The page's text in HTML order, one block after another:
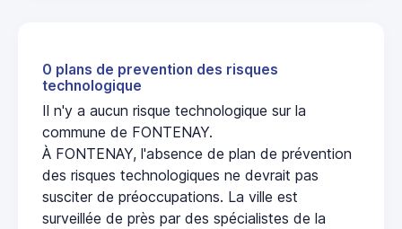
0 plans de prevention des risques
technologique
Il n'y a aucun risque technologique sur la
commune de FONTENAY.
À FONTENAY, l'absence de plan de prévention
des risques technologiques ne devrait pas
susciter de préoccupations. La ville est
surveillée de près par des spécialistes de la